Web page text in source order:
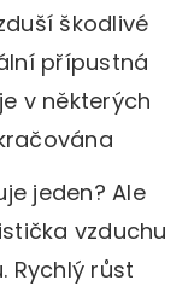
škodlivé
přípustná
v některých
jeden? Ale
vzduchu
Rychlý růst